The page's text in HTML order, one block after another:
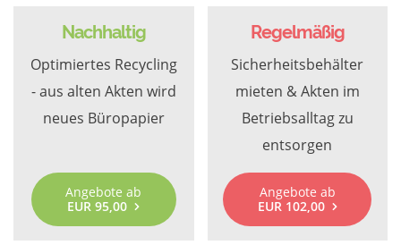
Nachhaltig
Optimiertes Recycling
- aus alten Akten wird
neues Büropapier
Angebote ab
EUR 95,00
Regelmäßig
Sicherheitsbehälter
mieten & Akten im
Betriebsalltag zu
entsorgen
Angebote ab
EUR 102,00